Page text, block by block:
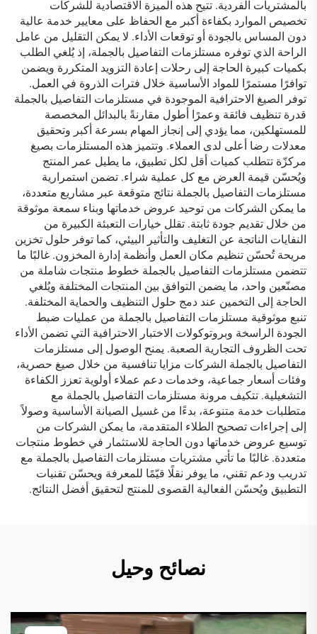
بالمشتريات الفردية. تتيح هذه الميزة الاقتصادية للشركات
تخصيص الموارد بكفاءة أكبر مع الحفاظ على معايير خدمة عالية
دون المساس بالجودة أو توقعات الأداء. لا يمكن التقليل من عامل
الراحة الذي توفره مستلزمات التفاصيل بالجملة، إذ يُلغي الطلب
بكميات كبيرة الحاجة إلى رحلات إعادة التزويد المتكررة ويضمن
توافرًا مستمرًا للمواد الأساسية خلال فترات الذروة في العمل.
توفر الصيغ الاحترافية الموجودة في مستلزمات التفاصيل بالجملة
قدرة تنظيف فائقة وعمرًا أطول مقارنةً بالبدائل المخصصة
للمستهلكين، مما يؤدي إلى إنجاز المهام بسرعة أكبر وتحقيق
معدلات رضا أعلى لدى العملاء. وتتميز هذه المستلزمات بصيغ
مركزّة تتطلب كميات أقل لكل تطبيق، ما يطيل عمر المنتج
ويُحسّن قيمة العرض مع كل عملية شراء. تضمن استمرارية
مستلزمات التفاصيل بالجملة نتائج متوقعة عبر مشاريع متعددة،
ما يمكن الشركات من توحيد عروض خدماتها وبناء سمعة موثوقة
من خلال تقديم جودة ثابتة. تقلل خيارات التعبئة الكبيرة من
النفايات الناتجة عن التغليف والتأثير البيئي، كما توفر حلول تخزين
مريحة تُحسّن تنظيم مكان العمل وأنظمة إدارة المخزون. غالبًا ما
تتضمن مستلزمات التفاصيل بالجملة خطوط منتجات شاملة من
مصنّعين واحد، ما يضمن التوافق بين المنتجات المختلفة ويُلغي
الحاجة إلى التخمين عند دمج حلول التنظيف والحماية المختلفة.
تنبع موثوقية مستلزمات التفاصيل بالجملة من عمليات ضبط
الجودة الراسخة وبروتوكولات الاختبار الاحترافية التي تضمن الأداء
تحت الظروف التجارية الصعبة. يمنح الوصول إلى مستلزمات
التفاصيل بالجملة الشركات مزايا تنافسية من خلال صيغ حصرية،
وفئات أسعار جماعية، وخدمات دعم عملاء أولوية تعزز الكفاءة
التشغيلية. تتكيف مرونة مستلزمات التفاصيل بالجملة مع
متطلبات خدمة متنوعة، بدءًا من غسيل الصيانة الأساسية وصولاً
إلى إجراءات تصحيح الطلاء المتقدمة، ما يمكن الشركات من
توسيع عروض خدماتها دون الحاجة للاستثمار في خطوط منتجات
متعددة. غالبًا ما تأتي مشتريات مستلزمات التفاصيل بالجملة مع
تدريب ودعم تقني، ما يوفر نقلًا قيّمًا للمعرفة ويحسّن تقنيات
التطبيق ويُحسّن الفعالية القصوى للمنتج لتحقيق أفضل النتائج.
نصائح وحيل